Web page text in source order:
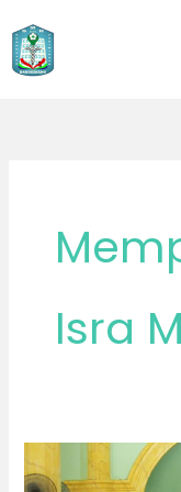
ke
konten
Isra
SMKN
KESPAR